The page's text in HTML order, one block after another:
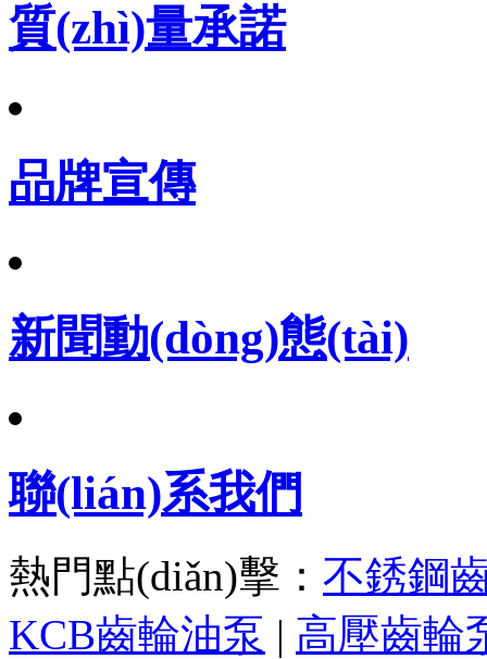
質(zhì)量承諾
品牌宣傳
新聞動(dòng)態(tài)
聯(lián)系我們
熱門點(diǎn)擊： 不銹鋼
KCB齒輪油泵 | 高壓齒輪